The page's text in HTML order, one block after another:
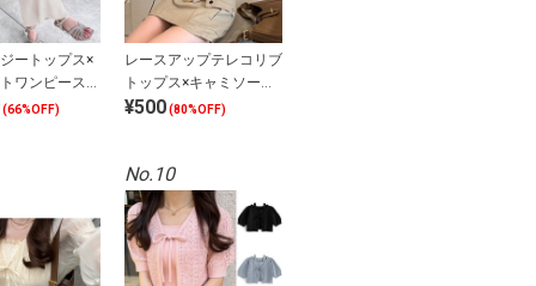
ートップス×
ワンピースセ
(66%OFF)
レースアップテレコリブ
トップス×キャミソール
アンサンブル
¥500(80%OFF)
No.10